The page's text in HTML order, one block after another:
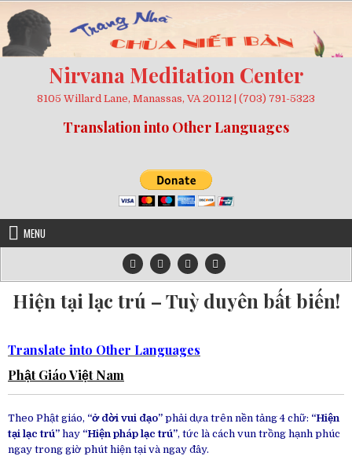
to
content
Nirvana Meditation Center
8105 Willard Lane, Manassas, VA 20112 | (703) 791-5323
Translation into Other Languages
MENU
Hiện tại lạc trú – Tuỳ duyên bất biến!
Translate into Other Languages
Phật Giáo Việt Nam
Theo Phật giáo, “ở đời vui đạo” phải dựa trên nền tảng 4 chữ: “Hiện
tại lạc trú” hay “Hiện pháp lạc trú”, tức là cách vun trồng hạnh phúc
ngay trong giờ phút hiện tại và ngay đây.